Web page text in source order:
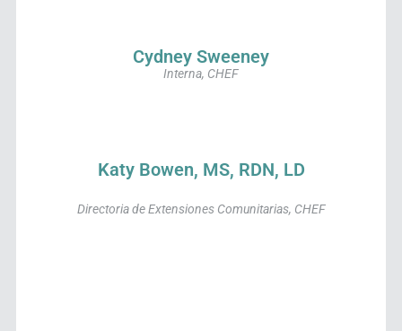
Cydney Sweeney
Interna, CHEF
Katy Bowen, MS, RDN, LD
Directoria de Extensiones Comunitarias, CHEF